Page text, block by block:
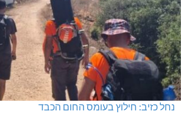
נחל כזיב: חילוץ בעומס החום הכבד